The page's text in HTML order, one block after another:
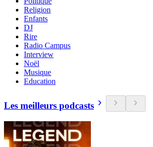
Religion
Enfants
DJ
Rire
Radio Campus
Interview
Noël
Musique
Education
Les meilleurs podcasts